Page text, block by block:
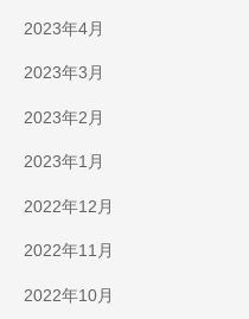
2023年4月
2023年3月
2023年2月
2023年1月
2022年12月
2022年11月
2022年10月